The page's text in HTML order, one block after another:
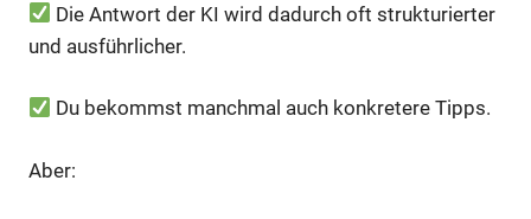
Die Antwort der KI wird dadurch oft strukturierter
und ausführlicher.
Du bekommst manchmal auch konkretere Tipps.
Aber: